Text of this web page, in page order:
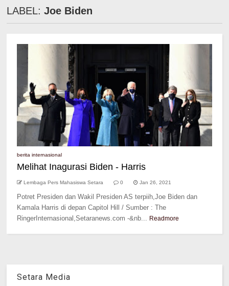
LABEL:Joe Biden
berita internasional
Melihat Inagurasi Biden - Harris
Lembaga Pers Mahasiswa Setara 0 Jan 26, 2021
Potret Presiden dan Wakil Presiden AS terpiih,Joe Biden dan
Kamala Harris di depan Capitol Hill / Sumber : The
RingerInternasional,Setaranews.com -&nb... Readmore
Setara Media